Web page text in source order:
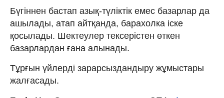
Бүгіннен бастап азық-түліктік емес базарлар да
ашылады, атап айтқанда, барахолка іске
қосылады. Шектеулер тексерістен өткен
базарлардан ғана алынады.
Тұрғын үйлерді зарарсыздандыру жұмыстары
жалғасады.